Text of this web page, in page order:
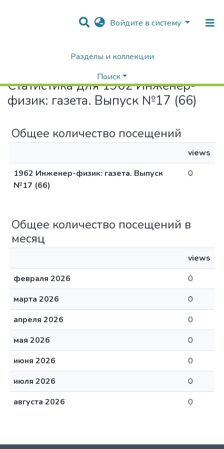
Войдите в систему
Разделы и коллекции
Поиск
Статистика
Статистика для 1962 Инженер-
физик: газета. Выпуск №17 (66)
Общее количество посещений
views
1962 Инженер-физик: газета. Выпуск
№17 (66)
0
Общее количество посещений в
месяц
views
февраля 2026
0
марта 2026
0
апреля 2026
0
мая 2026
0
июня 2026
0
июля 2026
0
августа 2026
0